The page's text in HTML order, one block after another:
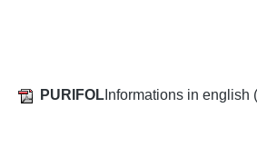
PURIFOL Informations in english